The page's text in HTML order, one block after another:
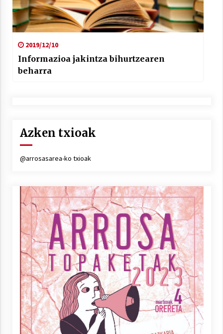
2019/12/10
Informazioa jakintza bihurtzearen
beharra
Azken txioak
@arrosasarea-ko txioak